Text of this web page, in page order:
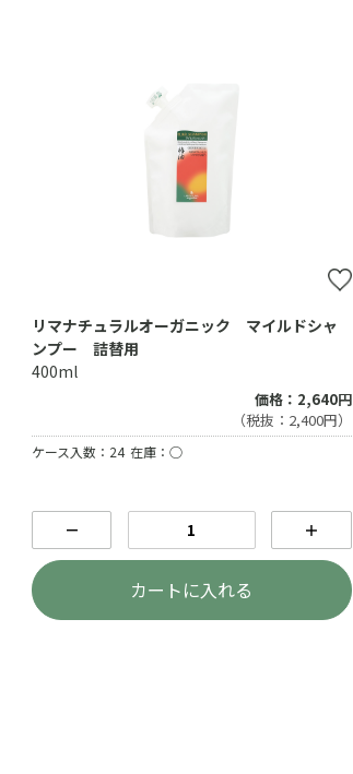
リマナチュラルオーガニック マイルドシャ
ンプー 詰替用
400ml
価格：2,640円
（税抜：2,400円）
ケース入数：24 在庫：○
－ ＋
カートに入れる